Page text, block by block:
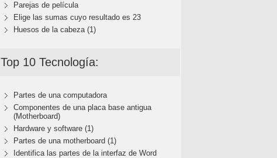
Parejas de película
Elige las sumas cuyo resultado es 23
Huesos de la cabeza (1)
Top 10 Tecnología:
Partes de una computadora
Componentes de una placa base antigua
(Motherboard)
Hardware y software (1)
Partes de una motherboard (1)
Identifica las partes de la interfaz de Word